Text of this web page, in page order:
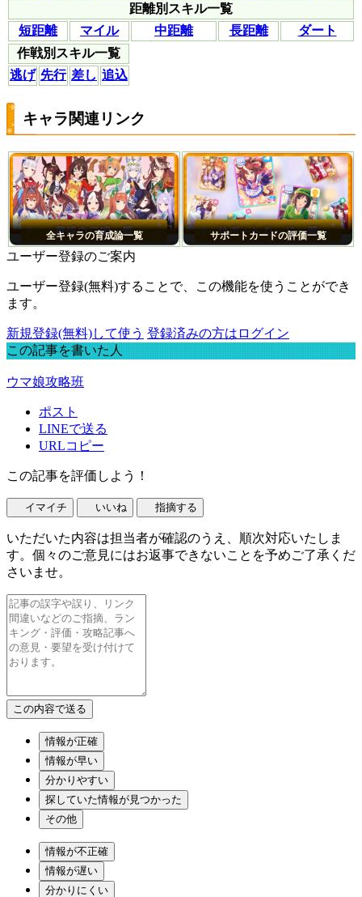
距離別スキル一覧
短距離
マイル 中距離 長距離
ダート
作戦別スキル一覧
逃げ 先行 差し 追込
キャラ関連リンク
全キャラの育成論一覧 サポートカードの評価一覧
ユーザー登録のご案内
ユーザー登録(無料)することで、この機能を使うことができ
ます。
新規登録(無料)して使う 登録済みの方はログイン
この記事を書いた人
ウマ娘攻略班
ポスト
LINEで送る
URLコピー
この記事を評価しよう！
イマイチ いいね 指摘する
いただいた内容は担当者が確認のうえ、順次対応いたしま
す。個々のご意見にはお返事できないことを予めご了承くだ
さいませ。
情報が正確
情報が早い
分かりやすい
探していた情報が見つかった
その他
情報が不正確
情報が遅い
分かりにくい